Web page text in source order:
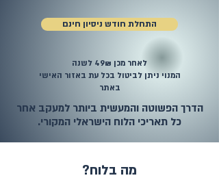
התחלת חודש ניסיון חינם
לאחר מכן 49₪ לשנה
המנוי ניתן לביטול בכל עת באזור האישי
באתר
הדרך הפשוטה והמעשית ביותר למעקב אחר
כל תאריכי הלוח הישראלי המקורי.
מה בלוח?